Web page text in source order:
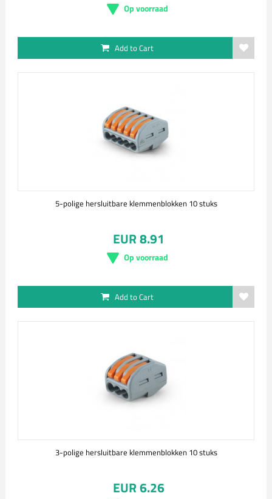
Op voorraad
Add to Cart
5-polige hersluitbare klemmenblokken 10 stuks
EUR 8.91
Op voorraad
Add to Cart
3-polige hersluitbare klemmenblokken 10 stuks
EUR 6.26